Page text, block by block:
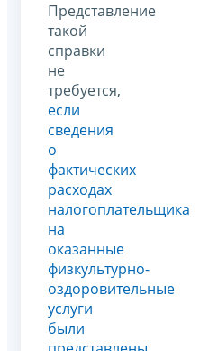
Представление
такой
справки
не
требуется,
если
сведения
о
фактических
расходах
налогоплательщика
на
оказанные
физкультурно-
оздоровительные
услуги
были